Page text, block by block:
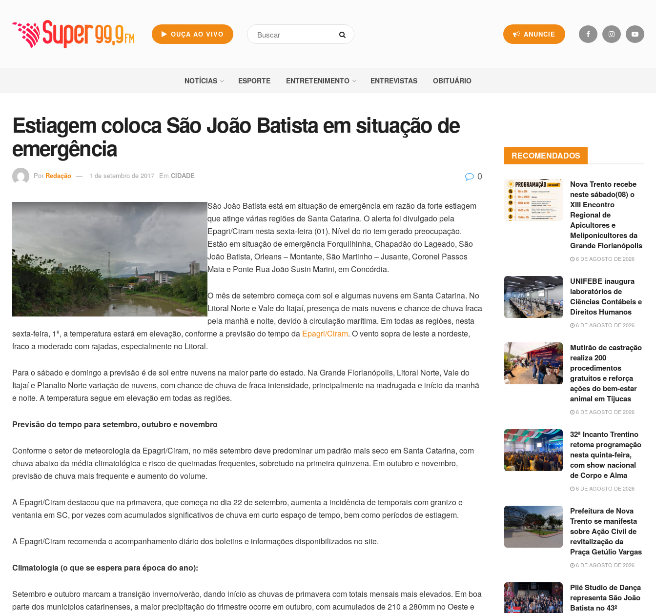
OUÇA AO VIVO ANUNCIE
NOTÍCIAS ESPORTE ENTRETENIMENTO ENTREVISTAS OBITUÁRIO
Estiagem coloca São João Batista em situação de
emergência
Por Redação 1 de setembro de 2017 Em CIDADE 0
São João Batista está em situação de emergência em razão da forte estiagem
que atinge várias regiões de Santa Catarina. O alerta foi divulgado pela
Epagri/Ciram nesta sexta-feira (01). Nível do rio tem gerado preocupação.
Estão em situação de emergência Forquilhinha, Chapadão do Lageado, São
João Batista, Orleans – Montante, São Martinho – Jusante, Coronel Passos
Maia e Ponte Rua João Susin Marini, em Concórdia.
O mês de setembro começa com sol e algumas nuvens em Santa Catarina. No
Litoral Norte e Vale do Itajaí, presença de mais nuvens e chance de chuva fraca
pela manhã e noite, devido à circulação marítima. Em todas as regiões, nesta
sexta-feira, 1º, a temperatura estará em elevação, conforme a previsão do tempo da Epagri/Ciram. O vento sopra de leste a nordeste,
fraco a moderado com rajadas, especialmente no Litoral.
Para o sábado e domingo a previsão é de sol entre nuvens na maior parte do estado. Na Grande Florianópolis, Litoral Norte, Vale do
Itajaí e Planalto Norte variação de nuvens, com chance de chuva de fraca intensidade, principalmente na madrugada e início da manhã
e noite. A temperatura segue em elevação em todas as regiões.
Previsão do tempo para setembro, outubro e novembro
Conforme o setor de meteorologia da Epagri/Ciram, no mês setembro deve predominar um padrão mais seco em Santa Catarina, com
chuva abaixo da média climatológica e risco de queimadas frequentes, sobretudo na primeira quinzena. Em outubro e novembro,
previsão de chuva mais frequente e aumento do volume.
A Epagri/Ciram destacou que na primavera, que começa no dia 22 de setembro, aumenta a incidência de temporais com granizo e
ventania em SC, por vezes com acumulados significativos de chuva em curto espaço de tempo, bem como períodos de estiagem.
A Epagri/Ciram recomenda o acompanhamento diário dos boletins e informações disponibilizados no site.
Climatologia (o que se espera para época do ano):
Setembro e outubro marcam a transição inverno/verão, dando início as chuvas de primavera com totais mensais mais elevados. Em boa
parte dos municípios catarinenses, a maior precipitação do trimestre ocorre em outubro, com acumulados de 210 a 280mm no Oeste e
RECOMENDADOS
Nova Trento recebe
neste sábado(08) o
XIII Encontro
Regional de
Apicultores e
Meliponicultores da
Grande Florianópolis
6 DE AGOSTO DE 2026
UNIFEBE inaugura
laboratórios de
Ciências Contábeis e
Direitos Humanos
6 DE AGOSTO DE 2026
Mutirão de castração
realiza 200
procedimentos
gratuitos e reforça
ações do bem-estar
animal em Tijucas
6 DE AGOSTO DE 2026
32ª Incanto Trentino
retoma programação
nesta quinta-feira,
com show nacional
de Corpo e Alma
6 DE AGOSTO DE 2026
Prefeitura de Nova
Trento se manifesta
sobre Ação Civil de
revitalização da
Praça Getúlio Vargas
6 DE AGOSTO DE 2026
Plié Studio de Dança
representa São João
Batista no 43º